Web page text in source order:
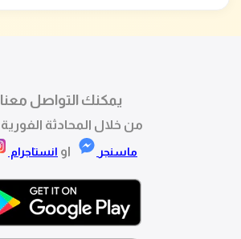
يمكنك التواصل معنا
من خلال المحادثة الفورية
ماسنجر او انستاجرام